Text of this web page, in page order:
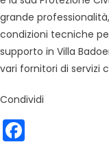
grande
condizioni tecniche
supporto in Villa
vari fornitori di servizi
Condividi